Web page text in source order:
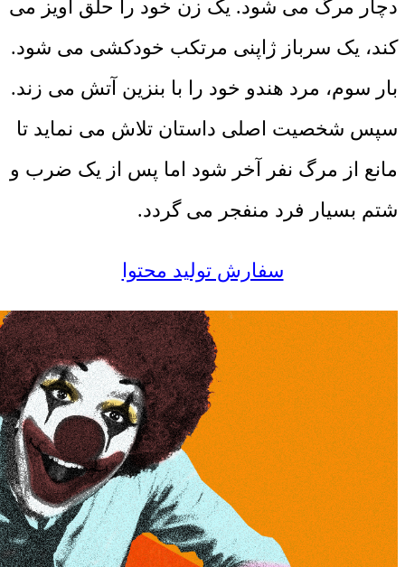
دچار مرگ می شود. یک زن خود را حلق آویز می
کند، یک سرباز ژاپنی مرتکب خودکشی می شود.
بار سوم، مرد هندو خود را با بنزین آتش می زند.
سپس شخصیت اصلی داستان تلاش می نماید تا
مانع از مرگ نفر آخر شود اما پس از یک ضرب و
شتم بسیار فرد منفجر می گردد.
سفارش تولید محتوا